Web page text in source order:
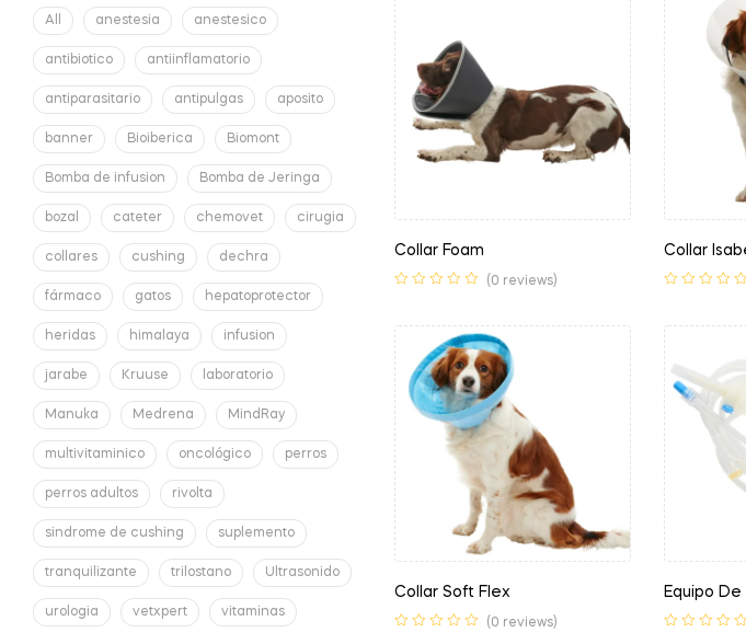
Collar Foam
(0 reviews)
Collar
Collar Soft Flex
(0 reviews)
Equipo
All anestesia anestesico
antibiotico antiinflamatorio
antiparasitario antipulgas aposito
banner Bioiberica Biomont
Bomba de infusion Bomba de Jeringa
bozal cateter chemovet cirugia
collares cushing dechra
fármaco gatos hepatoprotector
heridas himalaya infusion
jarabe Kruuse laboratorio
Manuka Medrena MindRay
multivitaminico oncológico perros
perros adultos rivolta
sindrome de cushing suplemento
tranquilizante trilostano Ultrasonido
urologia vetxpert vitaminas